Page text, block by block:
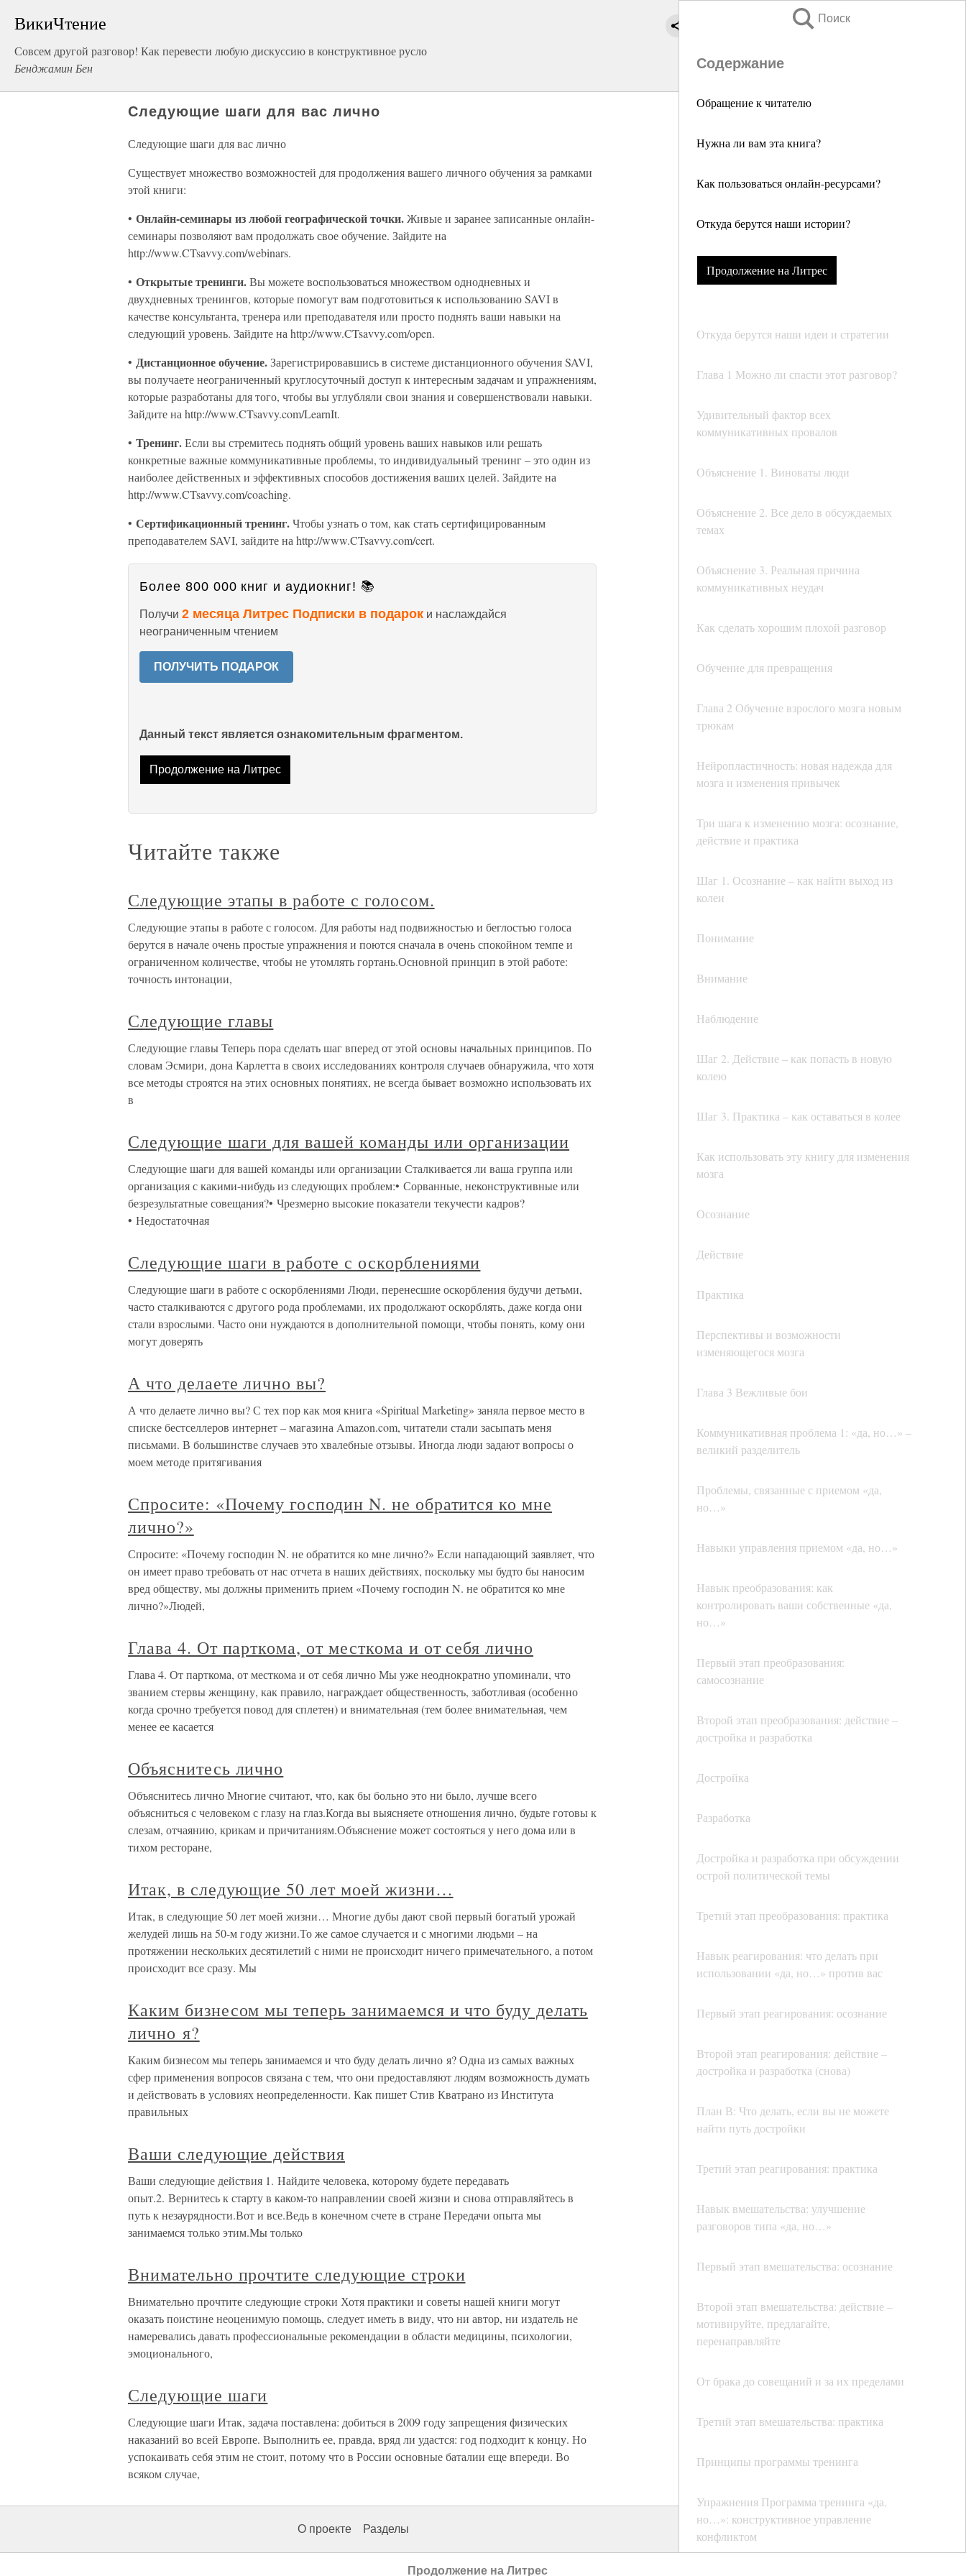
ВикиЧтение
Совсем другой разговор! Как перевести любую дискуссию в конструктивное русло
Бенджамин Бен
Поиск
Содержание
Обращение к читателю
Нужна ли вам эта книга?
Как пользоваться онлайн-ресурсами?
Откуда берутся наши истории?
Продолжение на Литрес
Откуда берутся наши идеи и стратегии
Глава 1 Можно ли спасти этот разговор?
Удивительный фактор всех
коммуникативных провалов
Объяснение 1. Виноваты люди
Объяснение 2. Все дело в обсуждаемых
темах
Объяснение 3. Реальная причина
коммуникативных неудач
Как сделать хорошим плохой разговор
Обучение для превращения
Глава 2 Обучение взрослого мозга новым
трюкам
Нейропластичность: новая надежда для
мозга и изменения привычек
Три шага к изменению мозга: осознание,
действие и практика
Шаг 1. Осознание – как найти выход из
колеи
Понимание
Внимание
Наблюдение
Шаг 2. Действие – как попасть в новую
колею
Шаг 3. Практика – как оставаться в колее
Как использовать эту книгу для изменения
мозга
Осознание
Действие
Практика
Перспективы и возможности
изменяющегося мозга
Глава 3 Вежливые бои
Коммуникативная проблема 1: «да, но…» –
великий разделитель
Проблемы, связанные с приемом «да,
но…»
Навыки управления приемом «да, но…»
Навык преобразования: как
контролировать ваши собственные «да,
но…»
Первый этап преобразования:
самосознание
Второй этап преобразования: действие –
достройка и разработка
Достройка
Разработка
Достройка и разработка при обсуждении
острой политической темы
Третий этап преобразования: практика
Навык реагирования: что делать при
использовании «да, но…» против вас
Первый этап реагирования: осознание
Второй этап реагирования: действие –
достройка и разработка (снова)
План В: Что делать, если вы не можете
найти путь достройки
Третий этап реагирования: практика
Навык вмешательства: улучшение
разговоров типа «да, но…»
Первый этап вмешательства: осознание
Второй этап вмешательства: действие –
мотивируйте, предлагайте,
перенаправляйте
От брака до совещаний и за их пределами
Третий этап вмешательства: практика
Принципы программы тренинга
Упражнения Программа тренинга «да,
но…»: конструктивное управление
конфликтом
Следующие шаги для вас лично
Следующие шаги для вас лично
Существует множество возможностей для продолжения вашего личного обучения за рамками
этой книги:
• Онлайн-семинары из любой географической точки.Живые и заранее записанные онлайн-
семинары позволяют вам продолжать свое обучение. Зайдите на
http://www.CTsavvy.com/webinars.
• Открытые тренинги.Вы можете воспользоваться множеством однодневных и
двухдневных тренингов, которые помогут вам подготовиться к использованию SAVI в
качестве консультанта, тренера или преподавателя или просто поднять ваши навыки на
следующий уровень. Зайдите на http://www.CTsavvy.com/open.
• Дистанционное обучение.Зарегистрировавшись в системе дистанционного обучения SAVI,
вы получаете неограниченный круглосуточный доступ к интересным задачам и упражнениям,
которые разработаны для того, чтобы вы углубляли свои знания и совершенствовали навыки.
Зайдите на http://www.CTsavvy.com/LearnIt.
• Тренинг.Если вы стремитесь поднять общий уровень ваших навыков или решать
конкретные важные коммуникативные проблемы, то индивидуальный тренинг – это один из
наиболее действенных и эффективных способов достижения ваших целей. Зайдите на
http://www.CTsavvy.com/coaching.
• Сертификационный тренинг.Чтобы узнать о том, как стать сертифицированным
преподавателем SAVI, зайдите на http://www.CTsavvy.com/cert.
Более 800 000 книг и аудиокниг! 📚
Получи 2 месяца Литрес Подписки в подарок и наслаждайся
неограниченным чтением
ПОЛУЧИТЬ ПОДАРОК
Данный текст является ознакомительным фрагментом.
Продолжение на Литрес
Читайте также
Следующие этапы в работе с голосом.
Следующие этапы в работе с голосом. Для работы над подвижностью и беглостью голоса
берутся в начале очень простые упражнения и поются сначала в очень спокойном темпе и
ограниченном количестве, чтобы не утомлять гортань.Основной принцип в этой работе:
точность интонации,
Следующие главы
Следующие главы Теперь пора сделать шаг вперед от этой основы начальных принципов. По
словам Эсмири, дона Карлетта в своих исследованиях контроля случаев обнаружила, что хотя
все методы строятся на этих основных понятиях, не всегда бывает возможно использовать их
в
Следующие шаги для вашей команды или организации
Следующие шаги для вашей команды или организации Сталкивается ли ваша группа или
организация с какими-нибудь из следующих проблем:• Сорванные, неконструктивные или
безрезультатные совещания?• Чрезмерно высокие показатели текучести кадров?
• Недостаточная
Следующие шаги в работе с оскорблениями
Следующие шаги в работе с оскорблениями Люди, перенесшие оскорбления будучи детьми,
часто сталкиваются с другого рода проблемами, их продолжают оскорблять, даже когда они
стали взрослыми. Часто они нуждаются в дополнительной помощи, чтобы понять, кому они
могут доверять
А что делаете лично вы?
А что делаете лично вы? С тех пор как моя книга «Spiritual Marketing» заняла первое место в
списке бестселлеров интернет – магазина Amazon.com, читатели стали засыпать меня
письмами. В большинстве случаев это хвалебные отзывы. Иногда люди задают вопросы о
моем методе притягивания
Спросите: «Почему господин N. не обратится ко мне
лично?»
Спросите: «Почему господин N. не обратится ко мне лично?» Если нападающий заявляет, что
он имеет право требовать от нас отчета в наших действиях, поскольку мы будто бы наносим
вред обществу, мы должны применить прием «Почему господин N. не обратится ко мне
лично?»Людей,
Глава 4. От парткома, от месткома и от себя лично
Глава 4. От парткома, от месткома и от себя лично Мы уже неоднократно упоминали, что
званием стервы женщину, как правило, награждает общественность, заботливая (особенно
когда срочно требуется повод для сплетен) и внимательная (тем более внимательная, чем
менее ее касается
Объяснитесь лично
Объяснитесь лично Многие считают, что, как бы больно это ни было, лучше всего
объясниться с человеком с глазу на глаз.Когда вы выясняете отношения лично, будьте готовы к
слезам, отчаянию, крикам и причитаниям.Объяснение может состояться у него дома или в
тихом ресторане,
Итак, в следующие 50 лет моей жизни…
Итак, в следующие 50 лет моей жизни… Многие дубы дают свой первый богатый урожай
желудей лишь на 50-м году жизни.То же самое случается и с многими людьми – на
протяжении нескольких десятилетий с ними не происходит ничего примечательного, а потом
происходит все сразу. Мы
Каким бизнесом мы теперь занимаемся и что буду делать
лично я?
Каким бизнесом мы теперь занимаемся и что буду делать лично я? Одна из самых важных
сфер применения вопросов связана с тем, что они предоставляют людям возможность думать
и действовать в условиях неопределенности. Как пишет Стив Кватрано из Института
правильных
Ваши следующие действия
Ваши следующие действия 1. Найдите человека, которому будете передавать
опыт.2. Вернитесь к старту в каком-то направлении своей жизни и снова отправляйтесь в
путь к незаурядности.Вот и все.Ведь в конечном счете в стране Передачи опыта мы
занимаемся только этим.Мы только
Внимательно прочтите следующие строки
Внимательно прочтите следующие строки Хотя практики и советы нашей книги могут
оказать поистине неоценимую помощь, следует иметь в виду, что ни автор, ни издатель не
намеревались давать профессиональные рекомендации в области медицины, психологии,
эмоционального,
Следующие шаги
Следующие шаги Итак, задача поставлена: добиться в 2009 году запрещения физических
наказаний во всей Европе. Выполнить ее, правда, вряд ли удастся: год подходит к концу. Но
успокаивать себя этим не стоит, потому что в России основные баталии еще впереди. Во
всяком случае,
О проекте Разделы
Продолжение на Литрес